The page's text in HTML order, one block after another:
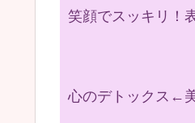
笑顔でスッキリ！
心のデトックス←